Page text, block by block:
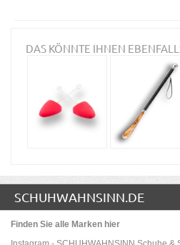
DAS KÖNNTE IHNEN
SCHUHWAHNSINN.DE
Finden Sie alle Marken hier